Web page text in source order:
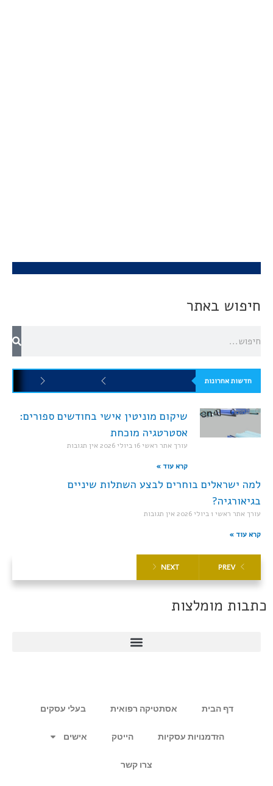
חיפוש באתר
חדשות אחרונות
שיקום מוניטין אישי בחודשים ספורים:
אסטרטגיה מוכחת
עורך אתר ראשי16 ביולי 2026 אין תגובות
קרא עוד »
למה ישראלים בוחרים לבצע השתלות שיניים
בגיאורגיה?
עורך אתר ראשי 1 ביולי 2026 אין תגובות
קרא עוד »
PREV
NEXT
כתבות מומלצות
דף הבית אסתטיקה רפואית בעלי עסקים
הזדמנויות עסקיות הייטק אישים
צרו קשר